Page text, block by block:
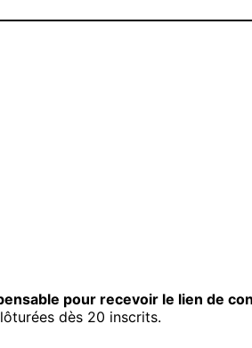
pour recevoir le lien de
dès 20 inscrits.